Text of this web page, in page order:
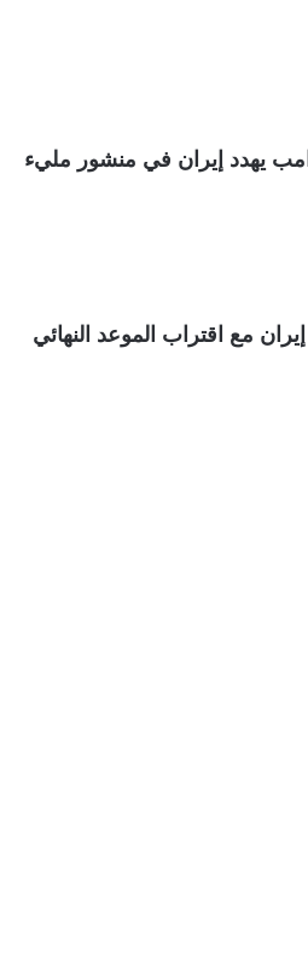
خبر “ترامب يهدد إيران في منشور مليء
مع اقتراب الموعد النهائي